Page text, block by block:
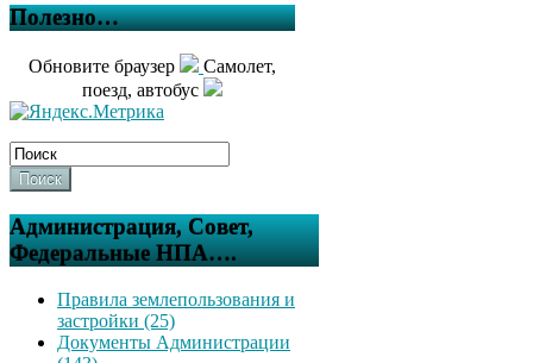
Полезно…
Обновите браузер
Самолет,
поезд, автобус
Поиск
Администрация, Совет,
Федеральные НПА….
Правила землепользования и
застройки (25)
Документы Администрации